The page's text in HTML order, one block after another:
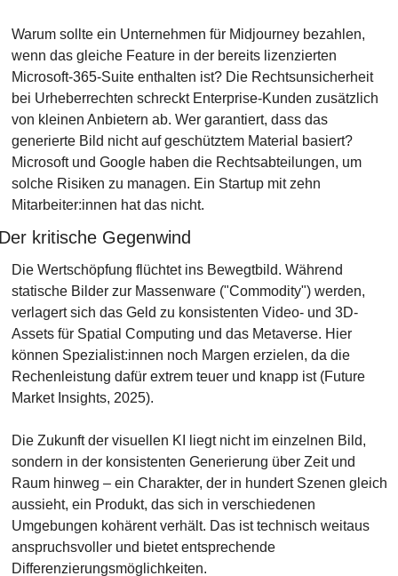
Warum sollte ein Unternehmen für Midjourney bezahlen,
wenn das gleiche Feature in der bereits lizenzierten
Microsoft-365-Suite enthalten ist? Die Rechtsunsicherheit
bei Urheberrechten schreckt Enterprise-Kunden zusätzlich
von kleinen Anbietern ab. Wer garantiert, dass das
generierte Bild nicht auf geschütztem Material basiert?
Microsoft und Google haben die Rechtsabteilungen, um
solche Risiken zu managen. Ein Startup mit zehn
Mitarbeiter:innen hat das nicht.
kritische Gegenwind
Die Wertschöpfung flüchtet ins Bewegtbild. Während
statische Bilder zur Massenware ("Commodity") werden,
verlagert sich das Geld zu konsistenten Video- und 3D-
Assets für Spatial Computing und das Metaverse. Hier
können Spezialist:innen noch Margen erzielen, da die
Rechenleistung dafür extrem teuer und knapp ist (Future
Market Insights, 2025).
Die Zukunft der visuellen KI liegt nicht im einzelnen Bild,
sondern in der konsistenten Generierung über Zeit und
Raum hinweg – ein Charakter, der in hundert Szenen gleich
aussieht, ein Produkt, das sich in verschiedenen
Umgebungen kohärent verhält. Das ist technisch weitaus
anspruchsvoller und bietet entsprechende
Differenzierungsmöglichkeiten.